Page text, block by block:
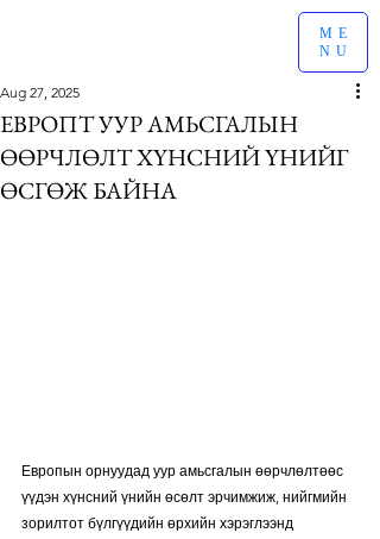
ME
NU
ЕВРОПТ УУР АМЬСГАЛЫН
ӨӨРЧЛӨЛТ ХҮНСНИЙ ҮНИЙГ
ӨСГӨЖ БАЙНА
Aug 27, 2025
Европын орнуудад уур амьсгалын өөрчлөлтөөс
үүдэн хүнсний үнийн өсөлт эрчимжиж, нийгмийн
зорилтот бүлгүүдийн өрхийн хэрэглээнд